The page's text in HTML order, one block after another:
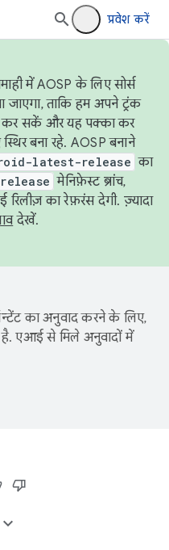
प्रवेश करें
में AOSP के लिए सोर्स
ताकि हम अपने ट्रंक
कर सकें और यह पक्का कर
बना रहे. AOSP बनाने
latest-release का
मेनिफ़ेस्ट ब्रांच,
का रेफ़रंस देगी. ज़्यादा
देखें.
का अनुवाद करने के लिए,
एआई से मिले अनुवादों में